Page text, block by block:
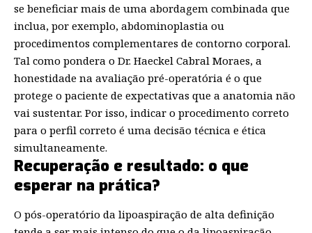
se beneficiar mais de uma abordagem combinada que
inclua, por exemplo, abdominoplastia ou
procedimentos complementares de contorno corporal.
Tal como pondera o Dr. Haeckel Cabral Moraes, a
honestidade na avaliação pré-operatória é o que
protege o paciente de expectativas que a anatomia não
vai sustentar. Por isso, indicar o procedimento correto
para o perfil correto é uma decisão técnica e ética
simultaneamente.
Recuperação e resultado: o que
esperar na prática?
O pós-operatório da lipoaspiração de alta definição